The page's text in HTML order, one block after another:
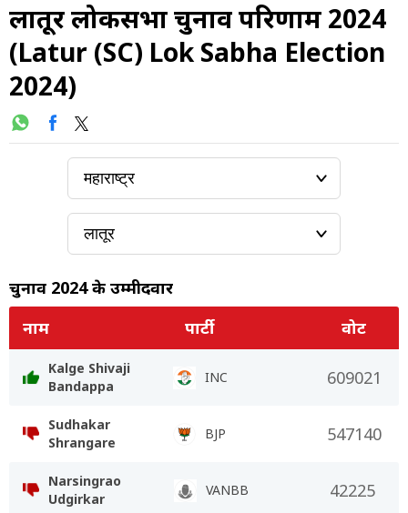
लातूर लोकसभा चुनाव परिणाम 2024
(Latur (SC) Lok Sabha Election
2024)
चुनाव 2024 के उम्मीदवार
नाम
पार्टी वोट
Kalge Shivaji
Bandappa
INC 609021
Sudhakar
Shrangare
BJP 547140
Narsingrao
Udgirkar
VANBB 42225